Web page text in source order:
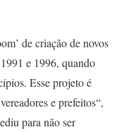
de criação de novos
e 1996, quando
Esse projeto é
e prefeitos“,
para não ser